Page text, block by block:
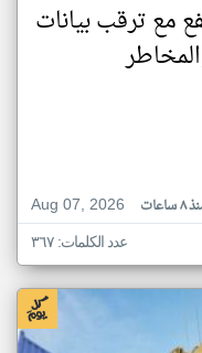
مع ترقب بيانات
Aug 07, 2026
ساعات
عدد الكلمات: ٣٦٧